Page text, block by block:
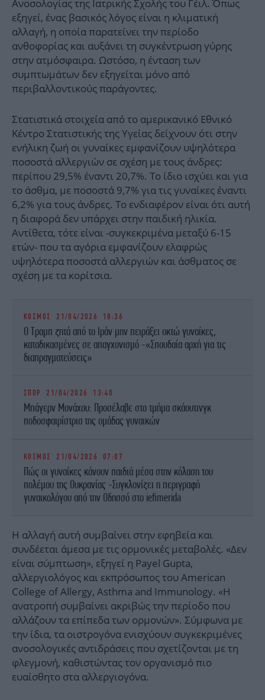
Ανοσολογίας της Ιατρικής Σχολής του Γέιλ. Όπως
εξηγεί, ένας βασικός λόγος είναι η κλιματική
αλλαγή, η οποία παρατείνει την περίοδο
ανθοφορίας και αυξάνει τη συγκέντρωση γύρης
στην ατμόσφαιρα. Ωστόσο, η ένταση των
συμπτωμάτων δεν εξηγείται μόνο από
περιβαλλοντικούς παράγοντες.
Στατιστικά στοιχεία από το αμερικανικό Εθνικό
Κέντρο Στατιστικής της Υγείας δείχνουν ότι στην
ενήλικη ζωή οι γυναίκες εμφανίζουν υψηλότερα
ποσοστά αλλεργιών σε σχέση με τους άνδρες:
περίπου 29,5% έναντι 20,7%. Το ίδιο ισχύει και για
το άσθμα, με ποσοστά 9,7% για τις γυναίκες έναντι
6,2% για τους άνδρες. Το ενδιαφέρον είναι ότι αυτή
η διαφορά δεν υπάρχει στην παιδική ηλικία.
Αντίθετα, τότε είναι -συγκεκριμένα μεταξύ 6-15
ετών- που τα αγόρια εμφανίζουν ελαφρώς
υψηλότερα ποσοστά αλλεργιών και άσθματος σε
σχέση με τα κορίτσια.
ΚΟΣΜΟΣ 21/04/2026 18:36
Ο Τραμπ ζητά από το Ιράν μην πειράξει οκτώ γυναίκες,
καταδικασμένες σε απαγχονισμό -«Σπουδαία αρχή για τις
διαπραγματεύσεις»
ΣΠΟΡ 21/04/2026 13:40
Μπάγερν Μονάχου: Προσέλαβε στο τμήμα σκάουτινγκ
ποδοσφαιρίστρια της ομάδας γυναικών
ΚΟΣΜΟΣ 21/04/2026 07:07
Πώς οι γυναίκες κάνουν παιδιά μέσα στην κόλαση του
πολέμου της Ουκρανίας -Συγκλονίζει η περιγραφή
γυναικολόγου από την Οδησσό στο iefimerida
Η αλλαγή αυτή συμβαίνει στην εφηβεία και
συνδέεται άμεσα με τις ορμονικές μεταβολές. «Δεν
είναι σύμπτωση», εξηγεί η Payel Gupta,
αλλεργιολόγος και εκπρόσωπος του American
College of Allergy, Asthma and Immunology. «Η
ανατροπή συμβαίνει ακριβώς την περίοδο που
αλλάζουν τα επίπεδα των ορμονών». Σύμφωνα με
την ίδια, τα οιστρογόνα ενισχύουν συγκεκριμένες
ανοσολογικές αντιδράσεις που σχετίζονται με τη
φλεγμονή, καθιστώντας τον οργανισμό πιο
ευαίσθητο στα αλλεργιογόνα.